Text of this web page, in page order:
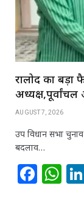
रालोद का बड़ा
AUGUST 7, 2026
उप विधान सभा
बदलाव…
F W